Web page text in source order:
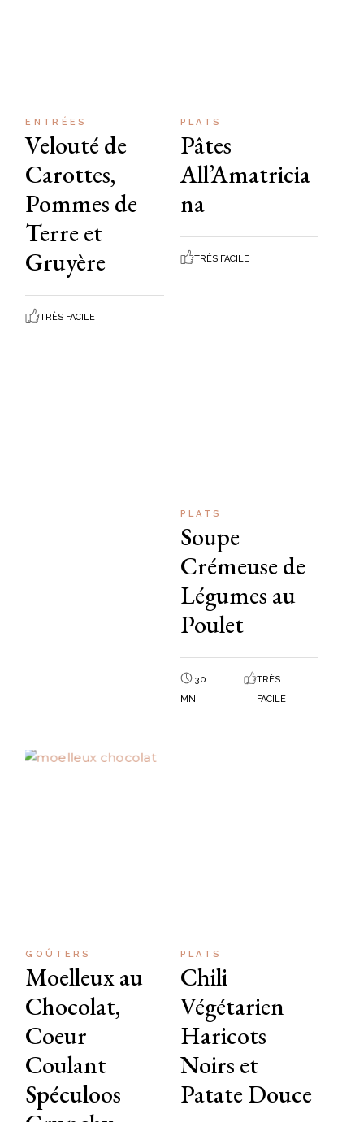
ENTRÉES
Velouté de
Carottes,
Pommes de
Terre et
Gruyère
TRÈS FACILE
PLATS
Pâtes
All’Amatricia
na
TRÈS FACILE
PLATS
Soupe
Crémeuse de
Légumes au
Poulet
30
MN
TRÈS
FACILE
GOÛTERS
Moelleux au
Chocolat,
Coeur
Coulant
Spéculoos
PLATS
Chili
Végétarien
Haricots
Noirs et
Patate Douce